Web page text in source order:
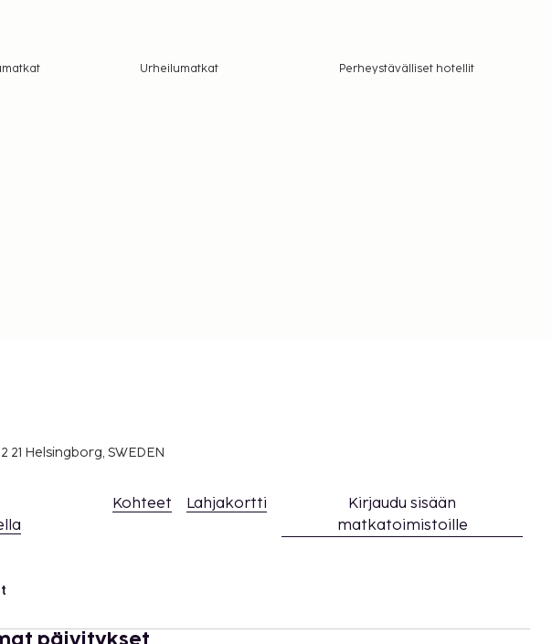
Urheilumatkat
Perheystävälliset hotellit
Helsingborg, SWEDEN
Kohteet Lahjakortti
Kirjaudu sisään
matkatoimistoille
päivitykset